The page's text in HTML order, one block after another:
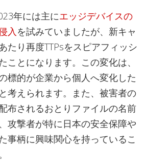
年には主にエッジデバイスの
入 を試みていましたが、新キャ
たり再度TTPsをスピアフィッシ
ことになります。この変化は、
標的が企業から個人へ変化した
考えられます。また、被害者の
布されるおとりファイルの名前
攻撃者が特に日本の安全保障や
事柄に興味関心を持っているこ